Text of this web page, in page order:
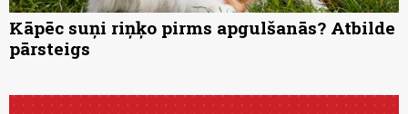
Kāpēc suņi riņķo pirms apgulšanās? Atbilde
pārsteigs